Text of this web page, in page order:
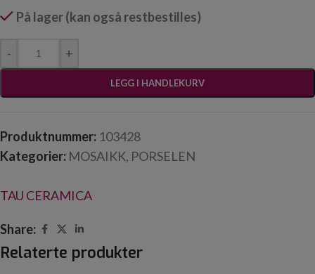
På lager (kan også restbestilles)
- +
LEGG I HANDLEKURV
Produktnummer: 103428
Kategorier: MOSAIKK, PORSELEN
TAU CERAMICA
Share:
Relaterte produkter